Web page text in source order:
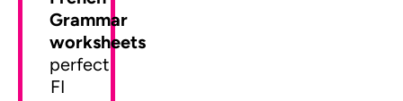
Grammar
worksheets
perfect
FI